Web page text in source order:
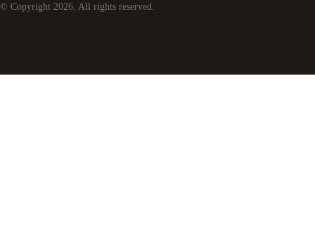
© Copyright 2026 . All rights reserved.